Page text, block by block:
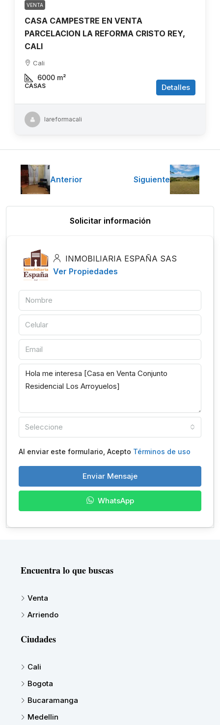
VENTA
CASA CAMPESTRE EN VENTA
PARCELACION LA REFORMA CRISTO REY,
CALI
Cali
6000 m²
CASAS Detalles
lareformacali
Anterior Siguiente
Solicitar información
INMOBILIARIA ESPAÑA SAS
Ver Propiedades
Seleccione
Al enviar este formulario, Acepto Términos de uso
Enviar Mensaje
WhatsApp
Encuentra lo que buscas
Venta
Arriendo
Ciudades
Cali
Bogota
Bucaramanga
Medellin